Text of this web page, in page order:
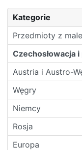
Kategorie
Przedmioty z
Czechosłowacja
Austria i Austro-
Węgry
Niemcy
Rosja
Europa